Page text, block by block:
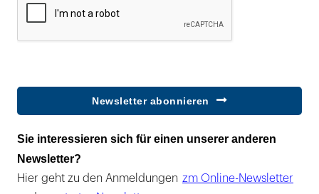
Newsletter abonnieren
Sie interessieren sich für einen unserer anderen
Newsletter?
Hier geht zu den Anmeldungen zm Online-Newsletter